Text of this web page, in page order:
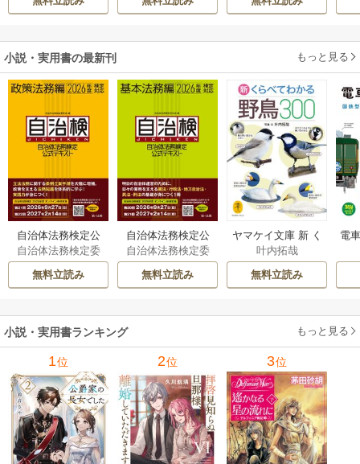
溺愛されています 伝～
小説・実用書の最新刊 もっと見る
自治体法務検定公
式テキスト 政策
法務編 ２０２６
年度検定対応 1巻
自治体法務検定委
員会
無料立読み
自治体法務検定公
式テキスト 基本
法務編 ２０２６
年度検定対応 1巻
自治体法務検定委
員会
無料立読み
ヤマケイ文庫 新 く
らべてわかる野鳥3
00 1巻
叶内拓哉
無料立読み
電
小説・実用書ランキング もっと見る
1位 2位 3位